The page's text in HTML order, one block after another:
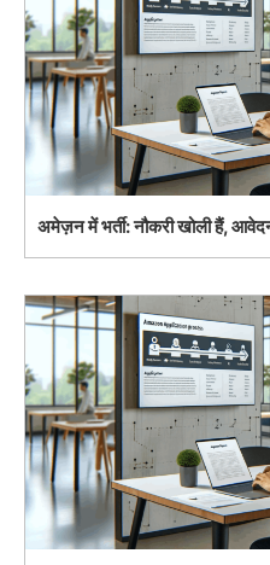
अमेज़न में भर्ती: नौकरी खोली हैं,